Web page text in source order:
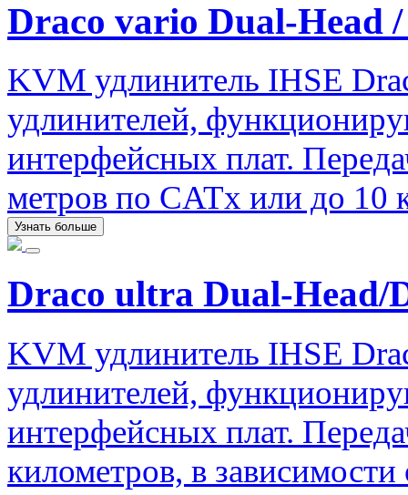
Draco vario Dual-Head
KVM удлинитель IHSE
удлинителей,
интерфейсных плат.
метров по CATx или до 10
Узнать больше
Draco ultra Dual-Head/
KVM удлинитель IHSE
удлинителей,
интерфейсных плат.
километров, в